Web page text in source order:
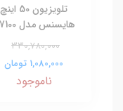
تلویزیون 50 اینچ
هایسنس مدل A7100
330,780,000
1,080,000 تومان
ناموجود